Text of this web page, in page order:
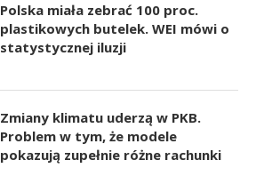
Polska miała zebrać 100 proc.
plastikowych butelek. WEI mówi o
statystycznej iluzji
Zmiany klimatu uderzą w PKB.
Problem w tym, że modele
pokazują zupełnie różne rachunki